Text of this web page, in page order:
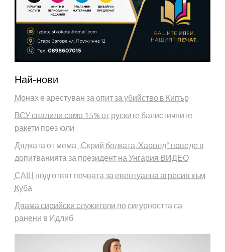
Най-нови
Монах е арестуван за опит за убийство в Кипър
ВСУ свалили само 15% от руските балистичните
ракети през юли
Дядката от мема „Скрий болката, Харолд“ поведе в
допитванията за президент на Унгария ВИДЕО
САЩ подготвят почвата за евентуална агресия към
Куба
Двама сирийски служители по сигурността са
ранени в Идлиб